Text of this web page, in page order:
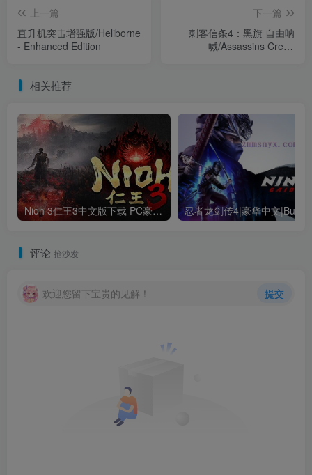
上一篇
直升机突击增强版/Heliborne
- Enhanced Edition
下一篇
刺客信条4：黑旗 自由呐
喊/Assassins Creed
相关推荐
Nioh 3仁王3中文版下载 PC豪华版｜全DLC+终极内容整合
评论 抢沙发
欢迎您留下宝贵的见解！ 提交